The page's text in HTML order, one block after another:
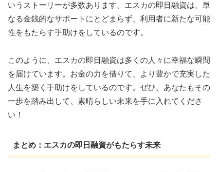
いうストーリーが多数あります。エスカの即日融資は、単
なる金銭的なサポートにとどまらず、利用者に新たな可能
性をもたらす手助けをしているのです。
このように、エスカの即日融資は多くの人々に幸福な瞬間
を届けています。お金の力を借りて、より豊かで充実した
人生を築く手助けをしているのです。ぜひ、あなたもその
一歩を踏み出して、素晴らしい未来を手に入れてくださ
い！
まとめ：エスカの即日融資がもたらす未来